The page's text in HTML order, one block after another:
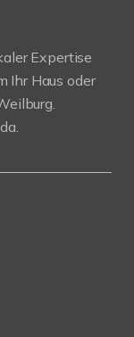
Expertise
Ihr Haus oder